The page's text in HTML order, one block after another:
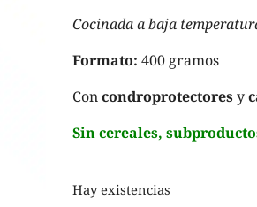
Cocinada a baja
Formato: 400 gramos
Concondroprotectoresy
Sin cereales,
Hay existencias